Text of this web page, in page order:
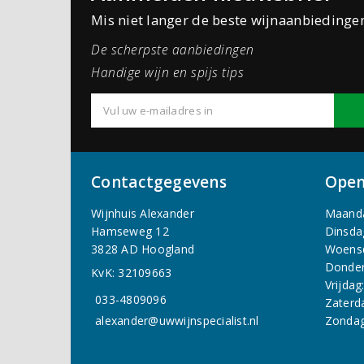
Mis niet langer de beste
De scherpste aanbiedingen
Handige wijn en spijs tips
Contactgegevens
Wijnhuis Alexander
Hamseweg 12
3828 AD Hoogland
KvK: 32109663
033-4809096
alexander@uwwijnspecialist.nl
Vrijdag: